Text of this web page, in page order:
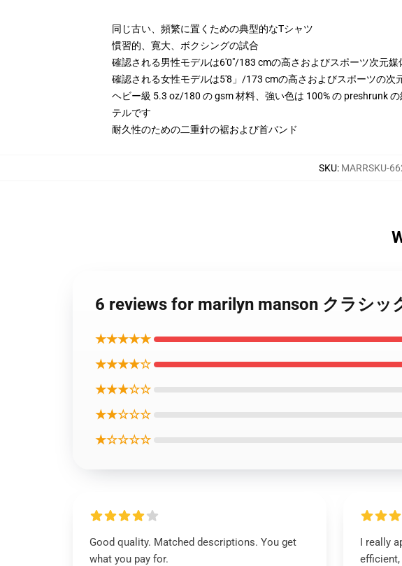
同じ古い、頻繁に置くための典型的なTシャツ
慣習的、寛大、ボクシングの試合
確認される男性モデルは6'0"/183 cmの高さおよびスポーツ次元媒
確認される女性モデルは5'8」/173 cmの高さおよびスポーツの次
ヘビー級 5.3 oz/180 の gsm 材料、強い色は 100% の preshrunk
テルです
耐久性のための二重針の裾および首バンド
SKU: MARRSKU-
6 reviews for marilyn manson クラシッ
★★★★★
★★★★☆
★★★☆☆
★★☆☆☆
★☆☆☆☆
Good quality. Matched descriptions. You get
what you pay for.
I really